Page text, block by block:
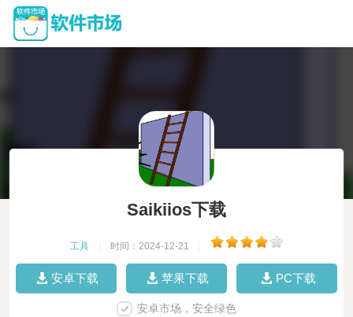
Saikiios下载
工具 时间：2024-12-21
安卓下载 苹果下载 PC下载
安卓市场，安全绿色